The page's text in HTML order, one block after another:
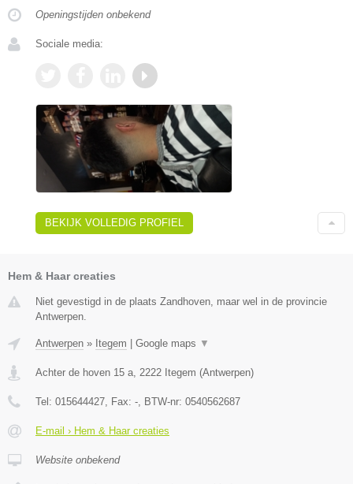
Openingstijden onbekend
Sociale media:
BEKIJK VOLLEDIG PROFIEL
Hem & Haar creaties
Niet gevestigd in de plaats Zandhoven, maar wel in de provincie
Antwerpen.
Antwerpen » Itegem Google maps ▼
Achter de hoven 15 a 2222 Itegem (Antwerpen)
Tel: 015644427 , Fax: - , BTW-nr: 0540562687
E-mail › Hem & Haar creaties
Website onbekend